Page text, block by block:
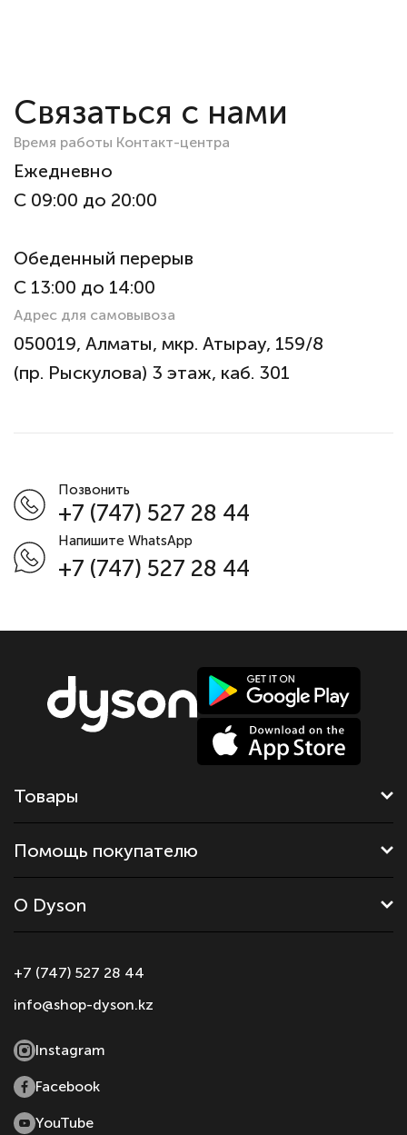
Связаться с нами
Время работы Контакт-центра
Ежедневно
С 09:00 до 20:00
Обеденный перерыв
С 13:00 до 14:00
Адрес для самовывоза
050019, Алматы, мкр. Атырау, 159/8
(пр. Рыскулова) 3 этаж, каб. 301
Позвонить
+7 (747) 527 28 44
Напишите WhatsApp
+7 (747) 527 28 44
Товары
Помощь покупателю
О Dyson
+7 (747) 527 28 44
info@shop-dyson.kz
Instagram
Facebook
YouTube